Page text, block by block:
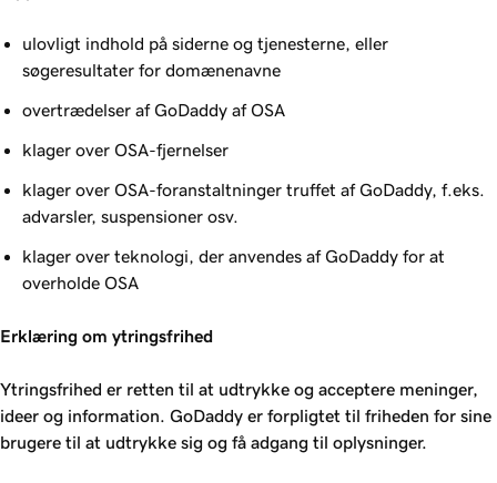
ulovligt indhold på siderne og tjenesterne, eller
søgeresultater for domænenavne
overtrædelser af GoDaddy af OSA
klager over OSA-fjernelser
klager over OSA-foranstaltninger truffet af GoDaddy, f.eks.
advarsler, suspensioner osv.
klager over teknologi, der anvendes af GoDaddy for at
overholde OSA
Erklæring om ytringsfrihed
Ytringsfrihed er retten til at udtrykke og acceptere meninger,
ideer og information. GoDaddy er forpligtet til friheden for sine
brugere til at udtrykke sig og få adgang til oplysninger.